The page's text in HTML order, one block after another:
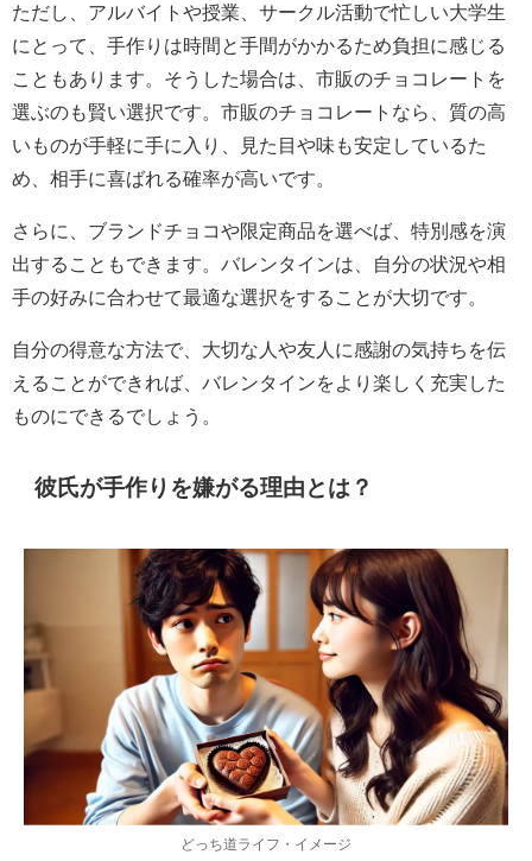
ただし、アルバイトや授業、サークル活動で忙しい大学生
にとって、手作りは時間と手間がかかるため負担に感じる
こともあります。そうした場合は、市販のチョコレートを
選ぶのも賢い選択です。市販のチョコレートなら、質の高
いものが手軽に手に入り、見た目や味も安定しているた
め、相手に喜ばれる確率が高いです。
さらに、ブランドチョコや限定商品を選べば、特別感を演
出することもできます。バレンタインは、自分の状況や相
手の好みに合わせて最適な選択をすることが大切です。
自分の得意な方法で、大切な人や友人に感謝の気持ちを伝
えることができれば、バレンタインをより楽しく充実した
ものにできるでしょう。
彼氏が手作りを嫌がる理由とは？
どっち道ライフ・イメージ